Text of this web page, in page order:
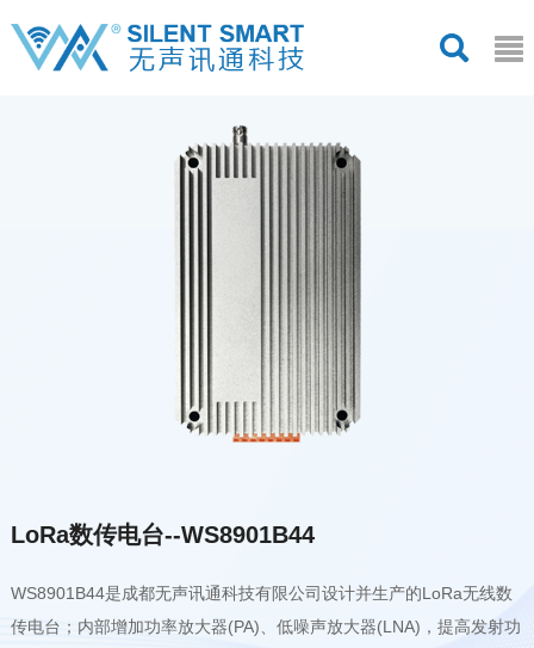
LoRa数传电台--WS8901B44
WS8901B44是成都无声讯通科技有限公司设计并生产的LoRa无线数
传电台；内部增加功率放大器(PA)、低噪声放大器(LNA)，提高发射功